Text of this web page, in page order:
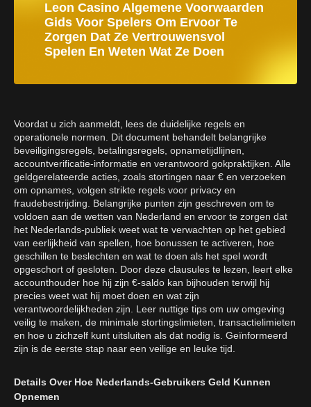
Leon Casino Algemene Voorwaarden
Gids Voor Spelers Om Ervoor Te
Zorgen Dat Ze Vertrouwensvol
Spelen En Weten Wat Ze Doen
Voordat u zich aanmeldt, lees de duidelijke regels en
operationele normen. Dit document behandelt belangrijke
beveiligingsregels, betalingsregels, opnametijdlijnen,
accountverificatie-informatie en verantwoord gokpraktijken. Alle
geldgerelateerde acties, zoals stortingen naar € en verzoeken
om opnames, volgen strikte regels voor privacy en
fraudebestrijding. Belangrijke punten zijn geschreven om te
voldoen aan de wetten van Nederland en ervoor te zorgen dat
het Nederlands-publiek weet wat te verwachten op het gebied
van eerlijkheid van spellen, hoe bonussen te activeren, hoe
geschillen te beslechten en wat te doen als het spel wordt
opgeschort of gesloten. Door deze clausules te lezen, leert elke
accounthouder hoe hij zijn €-saldo kan bijhouden terwijl hij
precies weet wat hij moet doen en wat zijn
verantwoordelijkheden zijn. Leer nuttige tips om uw omgeving
veilig te maken, de minimale stortingslimieten, transactielimieten
en hoe u zichzelf kunt uitsluiten als dat nodig is. Geïnformeerd
zijn is de eerste stap naar een veilige en leuke tijd.
Details Over Hoe Nederlands-Gebruikers Geld Kunnen
Opnemen